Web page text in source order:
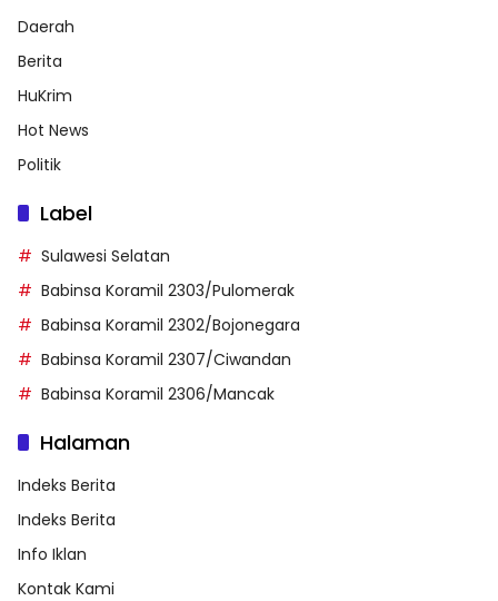
Daerah
Berita
HuKrim
Hot News
Politik
Label
Sulawesi Selatan
Babinsa Koramil 2303/Pulomerak
Babinsa Koramil 2302/Bojonegara
Babinsa Koramil 2307/Ciwandan
Babinsa Koramil 2306/Mancak
Halaman
Indeks Berita
Indeks Berita
Info Iklan
Kontak Kami